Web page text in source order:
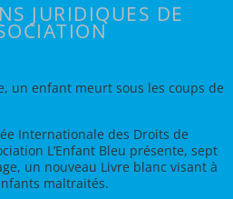
JURIDIQUES DE
un enfant meurt sous les coups de
Internationale des Droits de
L’Enfant Bleu présente, sept
un nouveau Livre blanc visant à
maltraités.